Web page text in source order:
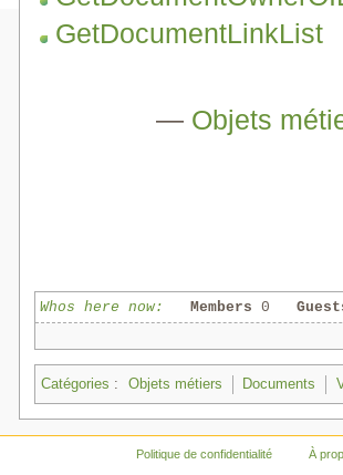
GetDocumentLinkList
— Objets
Whos here now: Members 0
Catégories : Objets métiers Documents
Politique de confidentialité À